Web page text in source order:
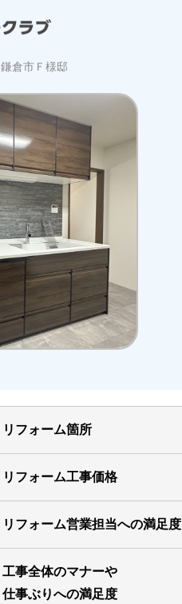
鎌倉市Ｆ様邸
リフォーム箇所
リフォーム工事価格
リフォーム営業担当への満足度
工事全体のマナーや
仕事ぶりへの満足度